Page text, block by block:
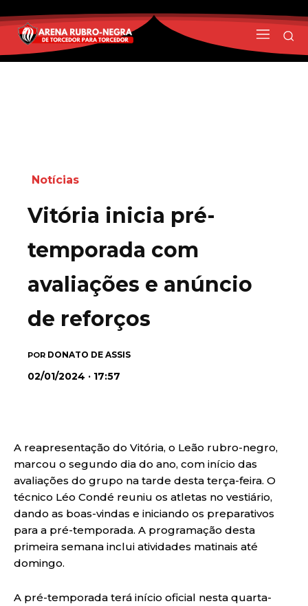
Notícias
Vitória inicia pré-
temporada com
avaliações e anúncio
de reforços
POR DONATO DE ASSIS
02/01/2024 · 17:57
A reapresentação do Vitória, o Leão rubro-negro,
marcou o segundo dia do ano, com início das
avaliações do grupo na tarde desta terça-feira. O
técnico Léo Condé reuniu os atletas no vestiário,
dando as boas-vindas e iniciando os preparativos
para a pré-temporada. A programação desta
primeira semana inclui atividades matinais até
domingo.
A pré-temporada terá início oficial nesta quarta-